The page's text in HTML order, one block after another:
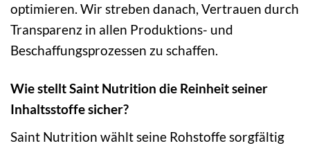
optimieren. Wir streben danach, Vertrauen durch
Transparenz in allen Produktions- und
Beschaffungsprozessen zu schaffen.
Wie stellt Saint Nutrition die Reinheit seiner
Inhaltsstoffe sicher?
Saint Nutrition wählt seine Rohstoffe sorgfältig